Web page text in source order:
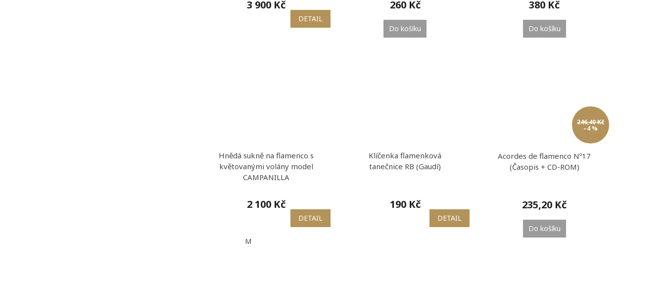
3 900 Kč
DETAIL
260 Kč
Do košíku
380 Kč
Do košíku
Hnědá sukně na flamenco s
květovanými volány model
CAMPANILLA
2 100 Kč
DETAIL
M
Klíčenka flamenková
tanečnice RB (Gaudí)
190 Kč
DETAIL
246,40 Kč
–4 %
Acordes de flamenco Nº17
(Časopis + CD-ROM)
235,20 Kč
Do košíku